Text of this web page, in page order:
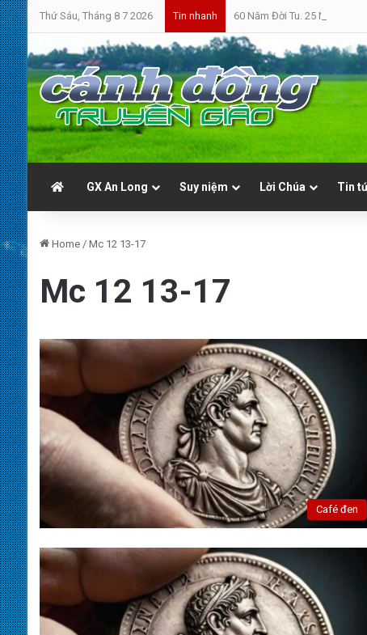
Thứ Sáu, Tháng 8 7 2026 Tin nhanh 60 Năm Đời Tu. 25 Năm Linh
GX An Long Suy niệm Lời Chúa Tin
Home / Mc 12 13-17
Mc 12 13-17
Café đen